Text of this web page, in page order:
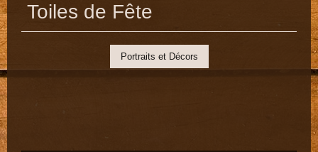
Toiles de Fête
Portraits et Décors